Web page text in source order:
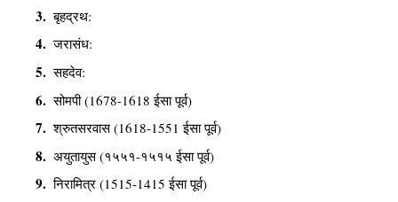
बृहद्रथ:
जरासंध:
सहदेव:
सोमपी (1678-1618 ईसा पूर्व)
श्रुतसरवास (1618-1551 ईसा पूर्व)
अयुतायुस (१५५१-१५१५ ईसा पूर्व)
निरामित्र (1515-1415 ईसा पूर्व)